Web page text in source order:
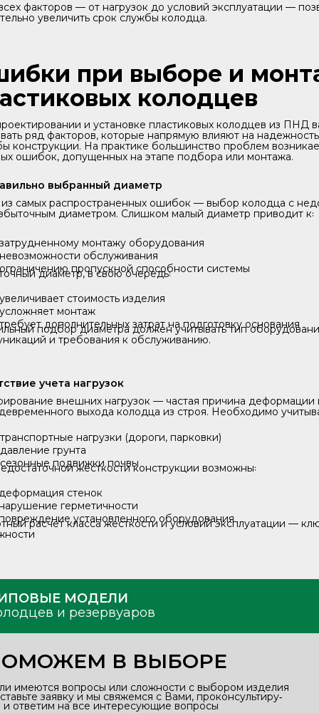
факторов — от нагрузок до условий эксплуатации —
увеличить срок службы колодца.
при выборе и
колодцев
и установке пластиковых колодцев из ПНД
ряд факторов, которые напрямую влияют на
конструкции. На практике большинство проблем
ошибок, допущенных на этапе подбора или монтажа.
самых распространенных ошибок — выбор колодца с
диаметром. Слишком малый диаметр приводит к꞉
диаметр, в свою очередь꞉
подбор диаметра должен учитывать тип
и требования к обслуживанию.
затрудненному монтажу оборудования
невозможности обслуживания
ограничению пропускной способности системы
увеличивает стоимость изделия
усложняет монтаж
требует дополнительных затрат на подготовку основания
выбранный диаметр
внешних нагрузок — частая причина деформации
выхода колодца из строя. Необходимо
транспортные нагрузки (дороги, парковки)
давление грунта
сезонные подвижки почвыжесткости конструкции возможны꞉
расчет класса жесткости и условий эксплуатации —
стенок
герметичности
установленного оборудования
учета нагрузок
В ВЫБОРЕ
имеются вопросы или сложности с выбором изделия
заявку и мы свяжемся с Вами, проконсультиру‑
и ответим на все интересующие вопросы
МОДЕЛИ
и резервуаров